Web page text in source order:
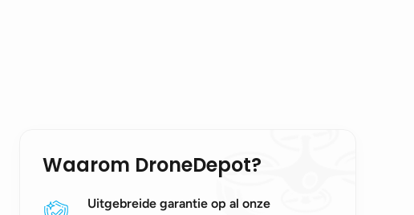
Waarom DroneDepot?
Uitgebreide garantie op al onze